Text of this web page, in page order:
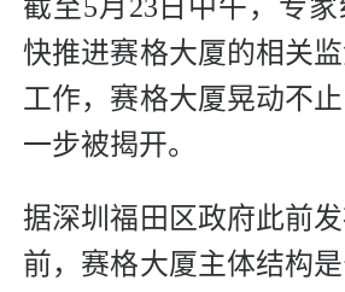
截至5月23日中午，专
快推进赛格大厦的相关
工作，赛格大厦晃动不
一步被揭开。
据深圳福田区政府此前
前，赛格大厦主体结构